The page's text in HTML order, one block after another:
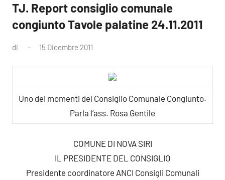
TJ. Report consiglio comunale
congiunto Tavole palatine 24.11.2011
di 15 Dicembre 2011
Uno dei momenti del Consiglio Comunale Congiunto.
Parla l’ass. Rosa Gentile
COMUNE DI NOVA SIRI
IL PRESIDENTE DEL CONSIGLIO
Presidente coordinatore ANCI Consigli Comunali